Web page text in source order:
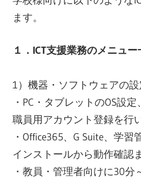
ます。
１． ICT支援業務のメニュー
1）機器・ソフトウェアの
・PC・タブレットのOS設
職員用アカウント登録を行
・Office365、G Suite、学
インストールから動作確認
・教員・管理者向けに30